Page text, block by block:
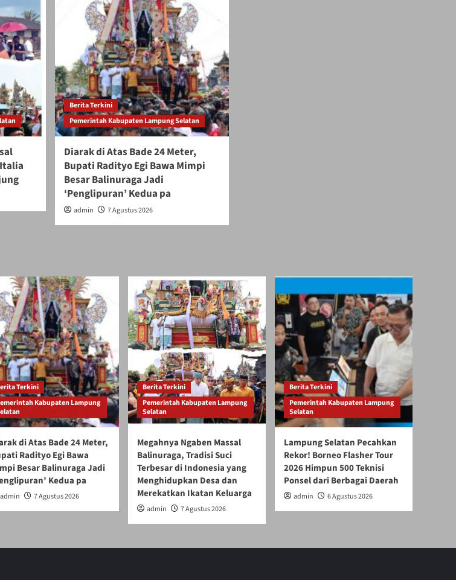
Berita Terkini
Pemerintah Kabupaten Lampung Selatan
Diarak di Atas Bade 24 Meter,
Bupati Radityo Egi Bawa Mimpi
Besar Balinuraga Jadi
‘Penglipuran’ Kedua pa
admin 7 Agustus 2026
Terkini
Kabupaten Lampung
di Atas Bade 24 Meter,
Radityo Egi Bawa
Besar Balinuraga Jadi
Kedua pa
admin 7 Agustus 2026
Berita Terkini
Pemerintah Kabupaten Lampung
Selatan
Megahnya Ngaben Massal
Balinuraga, Tradisi Suci
Terbesar di Indonesia yang
Menghidupkan Desa dan
Merekatkan Ikatan Keluarga
admin 7 Agustus 2026
Berita Terkini
Pemerintah Kabupaten Lampung
Selatan
Lampung Selatan Pecahkan
Rekor! Borneo Flasher Tour
2026 Himpun 500 Teknisi
Ponsel dari Berbagai Daerah
admin 6 Agustus 2026